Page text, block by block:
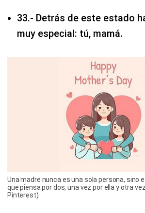
33.- Detrás de este estado
muy especial: tú, mamá.
Una madre nunca es una sola persona, sino
que piensa por dos, una vez por ella y otra
Pinterest)